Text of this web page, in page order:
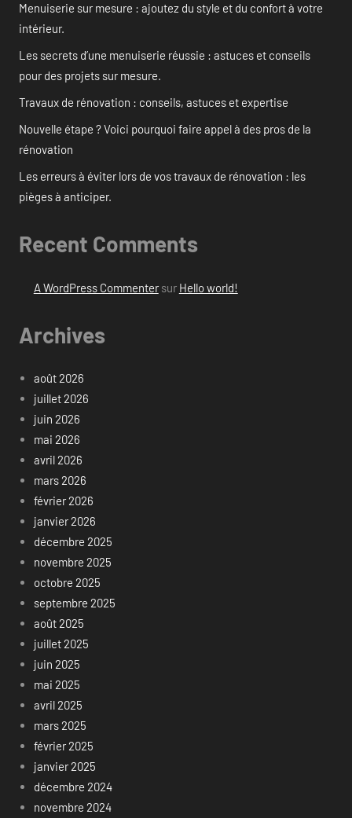
Menuiserie sur mesure : ajoutez du style et du confort à votre
intérieur.
Les secrets d’une menuiserie réussie : astuces et conseils
pour des projets sur mesure.
Travaux de rénovation : conseils, astuces et expertise
Nouvelle étape ? Voici pourquoi faire appel à des pros de la
rénovation
Les erreurs à éviter lors de vos travaux de rénovation : les
pièges à anticiper.
Recent Comments
A WordPress Commentersur Hello world!
Archives
août 2026
juillet 2026
juin 2026
mai 2026
avril 2026
mars 2026
février 2026
janvier 2026
décembre 2025
novembre 2025
octobre 2025
septembre 2025
août 2025
juillet 2025
juin 2025
mai 2025
avril 2025
mars 2025
février 2025
janvier 2025
décembre 2024
novembre 2024